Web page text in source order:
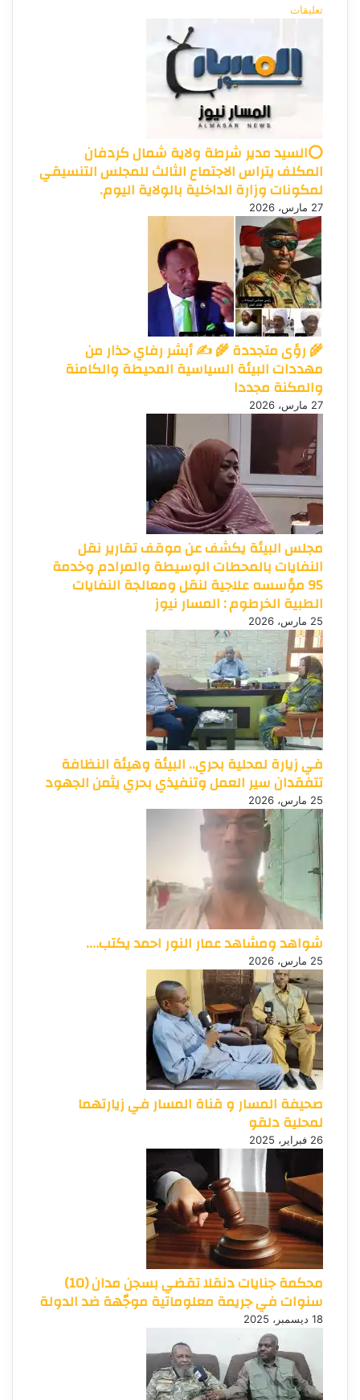
تعليقات
⭕السيد مدير شرطة ولاية شمال كردفان
المكلف يتراس الاجتماع الثالث للمجلس التنسيقي
لمكونات وزارة الداخلية بالولاية اليوم.
27 مارس، 2026
🌾 رؤى متجددة 🌾 ✍️ أبشر رفاي حذار من
مهددات البيئة السياسية المحيطة والكامنة
والمكنة مجددا
27 مارس، 2026
مجلس البيئة يكشف عن موقف تقارير نقل
النفايات بالمحطات الوسيطة والمرادم وخدمة
95 مؤسسه علاجية لنقل ومعالجة النفايات
الطبية الخرطوم : المسار نيوز
25 مارس، 2026
في زيارة لمحلية بحري.. البيئة وهيئة النظافة
تتفقدان سير العمل وتنفيذي بحري يثمن الجهود
25 مارس، 2026
شواهد ومشاهد عمار النور احمد يكتب….
25 مارس، 2026
صحيفة المسار و قناة المسار في زيارتهما
لمحلية دلقو
26 فبراير، 2025
محكمة جنايات دنقلا تقضي بسجن مدان (10)
سنوات في جريمة معلوماتية موجّهة ضد الدولة
18 ديسمبر، 2025